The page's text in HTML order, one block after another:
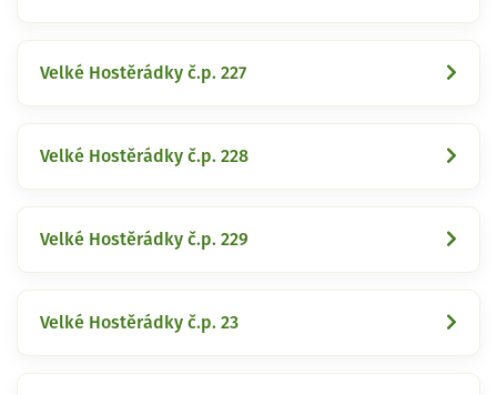
Velké Hostěrádky č.p. 227
Velké Hostěrádky č.p. 228
Velké Hostěrádky č.p. 229
Velké Hostěrádky č.p. 23